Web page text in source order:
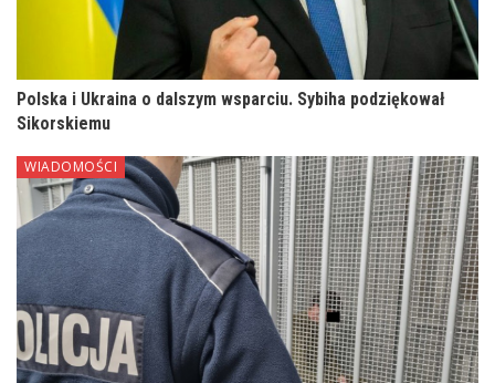
Polska i Ukraina o dalszym wsparciu. Sybiha podziękował
Sikorskiemu
WIADOMOŚCI